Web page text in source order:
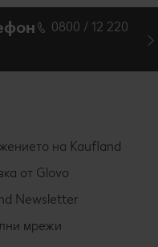
0800 / 12 220
на Kaufland
от Glovo
Newsletter
мрежи